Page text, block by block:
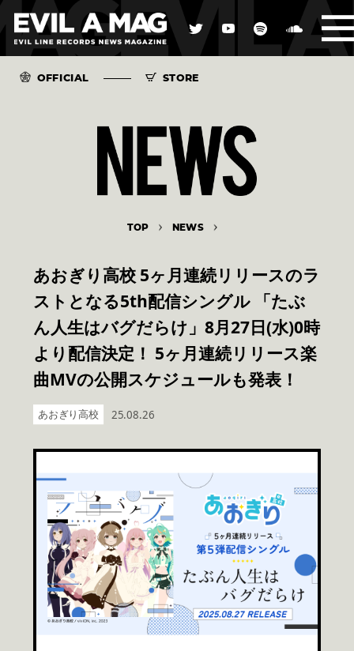
OFFICIAL STORE
TOP NEWS
あおぎり高校 5ヶ月連続リリースのラ
ストとなる5th配信シングル 「たぶ
ん人生はバグだらけ」8月27日(水)0時
より配信決定！ 5ヶ月連続リリース楽
曲MVの公開スケジュールも発表！
あおぎり高校 25.08.26